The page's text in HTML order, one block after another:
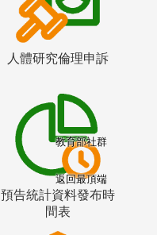
人體研究倫理申訴
預告統計資料發布時
間表
教育部社群
返回最頂端